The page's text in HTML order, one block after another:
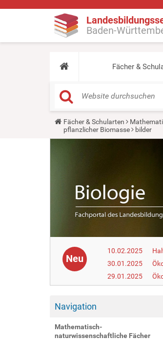
Baden-
Fächer &
Y
u
Fächer & Schularten
pflanzlicher Biomasse
bilder
Neu
10.02.2025
30.01.2025
29.01.2025
Navigation
Mathematisch-
naturwissenschaftliche Fächer